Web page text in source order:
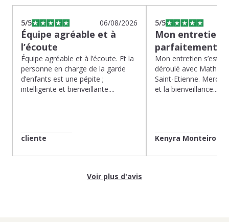
5/5 06/08/2026
Équipe agréable et à
l’écoute
Équipe agréable et à l’écoute. Et la
personne en charge de la garde
d’enfants est une pépite ;
intelligente et bienveillante....
cliente
5/5
Mon entretien
parfaitement…
Mon entretien s’est
déroulé avec Mathias
Saint-Etienne. Merci
et la bienveillance...
Kenyra Monteiro
Voir plus d'avis